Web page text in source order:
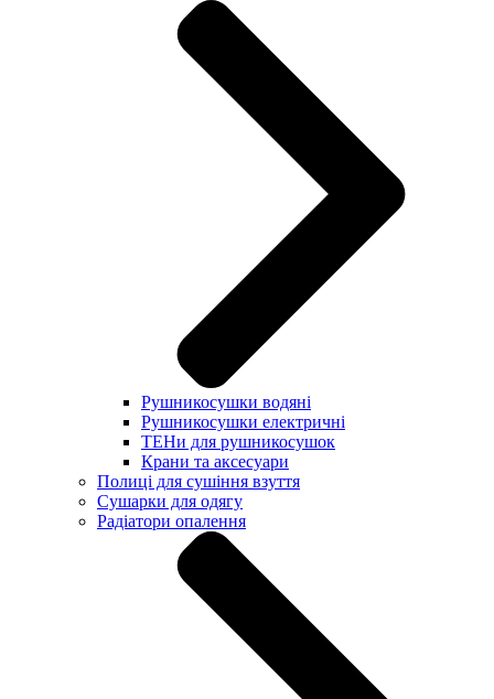
Рушникосушки водяні
Рушникосушки електричні
ТЕНи для рушникосушок
Крани та аксесуари
Полиці для сушіння взуття
Сушарки для одягу
Радіатори опалення